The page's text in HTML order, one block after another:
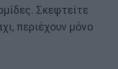
Σκεφτείτε
περιέχουν μόνο